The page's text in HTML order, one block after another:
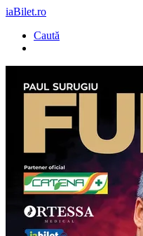
iaBilet.ro
Caută